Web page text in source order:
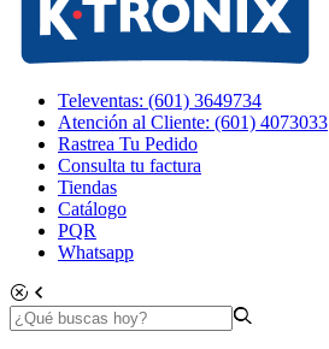
Televentas: (601) 3649734
Atención al Cliente: (601) 4073033
Rastrea Tu Pedido
Consulta tu factura
Tiendas
Catálogo
PQR
Whatsapp